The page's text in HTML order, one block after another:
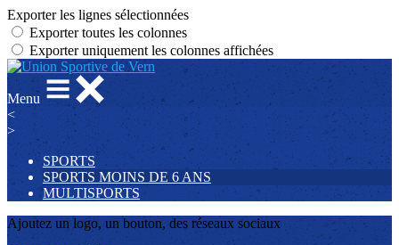
Exporter les lignes sélectionnées
Exporter toutes les colonnes
Exporter uniquement les colonnes affichées
Menu
<
>
SPORTS
SPORTS MOINS DE 6 ANS
MULTISPORTS
Ajoutez un logo, un bouton, des réseaux sociaux